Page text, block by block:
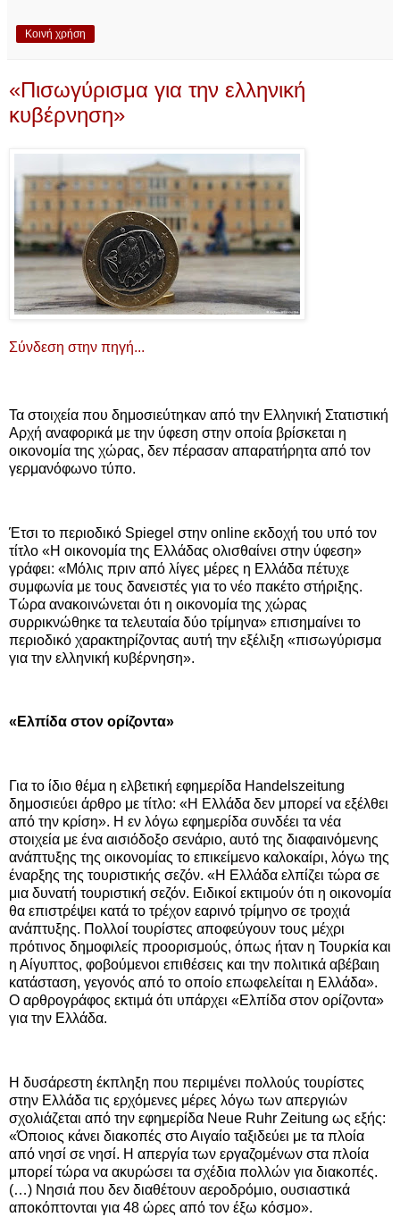
Κοινή χρήση
«Πισωγύρισμα για την ελληνική
κυβέρνηση»
Σύνδεση στην πηγή...
Τα στοιχεία που δημοσιεύτηκαν από την Ελληνική Στατιστική
Αρχή αναφορικά με την ύφεση στην οποία βρίσκεται η
οικονομία της χώρας, δεν πέρασαν απαρατήρητα από τον
γερμανόφωνο τύπο.
Έτσι το περιοδικό Spiegel στην online εκδοχή του υπό τον
τίτλο «Η οικονομία της Ελλάδας ολισθαίνει στην ύφεση»
γράφει: «Μόλις πριν από λίγες μέρες η Ελλάδα πέτυχε
συμφωνία με τους δανειστές για το νέο πακέτο στήριξης.
Τώρα ανακοινώνεται ότι η οικονομία της χώρας
συρρικνώθηκε τα τελευταία δύο τρίμηνα» επισημαίνει το
περιοδικό χαρακτηρίζοντας αυτή την εξέλιξη «πισωγύρισμα
για την ελληνική κυβέρνηση».
«Ελπίδα στον ορίζοντα»
Για το ίδιο θέμα η ελβετική εφημερίδα Handelszeitung
δημοσιεύει άρθρο με τίτλο: «Η Ελλάδα δεν μπορεί να εξέλθει
από την κρίση». Η εν λόγω εφημερίδα συνδέει τα νέα
στοιχεία με ένα αισιόδοξο σενάριο, αυτό της διαφαινόμενης
ανάπτυξης της οικονομίας το επικείμενο καλοκαίρι, λόγω της
έναρξης της τουριστικής σεζόν. «Η Ελλάδα ελπίζει τώρα σε
μια δυνατή τουριστική σεζόν. Ειδικοί εκτιμούν ότι η οικονομία
θα επιστρέψει κατά το τρέχον εαρινό τρίμηνο σε τροχιά
ανάπτυξης. Πολλοί τουρίστες αποφεύγουν τους μέχρι
πρότινος δημοφιλείς προορισμούς, όπως ήταν η Τουρκία και
η Αίγυπτος, φοβούμενοι επιθέσεις και την πολιτικά αβέβαιη
κατάσταση, γεγονός από το οποίο επωφελείται η Ελλάδα».
Ο αρθρογράφος εκτιμά ότι υπάρχει «Ελπίδα στον ορίζοντα»
για την Ελλάδα.
Η δυσάρεστη έκπληξη που περιμένει πολλούς τουρίστες
στην Ελλάδα τις ερχόμενες μέρες λόγω των απεργιών
σχολιάζεται από την εφημερίδα Neue Ruhr Zeitung ως εξής:
«Όποιος κάνει διακοπές στο Αιγαίο ταξιδεύει με τα πλοία
από νησί σε νησί. Η απεργία των εργαζομένων στα πλοία
μπορεί τώρα να ακυρώσει τα σχέδια πολλών για διακοπές.
(…) Νησιά που δεν διαθέτουν αεροδρόμιο, ουσιαστικά
αποκόπτονται για 48 ώρες από τον έξω κόσμο».